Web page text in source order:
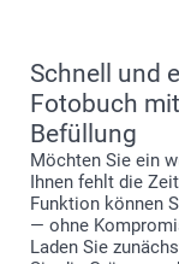
Schnell und
Fotobuch
Befüllung
Möchten Sie ein
Ihnen fehlt die
Funktion können
— ohne
Laden Sie